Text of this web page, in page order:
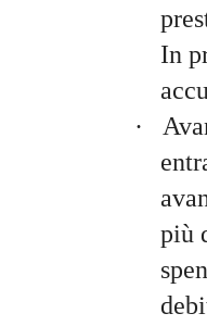
In
·
più